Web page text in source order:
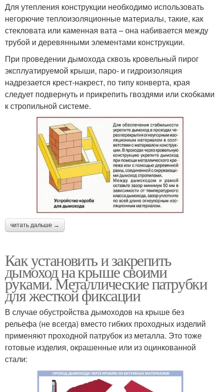
Для утепления конструкции необходимо использовать
негорючие теплоизоляционные материалы, такие, как
стекловата или каменная вата – она набивается между
трубой и деревянными элементами конструкции.
При проведении дымохода сквозь кровельный пирог
эксплуатируемой крыши, паро- и гидроизоляция
надрезается крест-накрест, по типу конверта, края
следует подвернуть и прикрепить гвоздями или скобками
к стропильной системе.
читать дальше →
Как установить и закрепить
дымоход на крыше своими
руками. Металлические патрубки
для жесткой фиксации
В случае обустройства дымоходов на крыше без
рельефа (не всегда) вместо гибких проходных изделий
применяют проходной патрубок из металла. Это тоже
готовые изделия, окрашенные или из оцинкованной
стали: